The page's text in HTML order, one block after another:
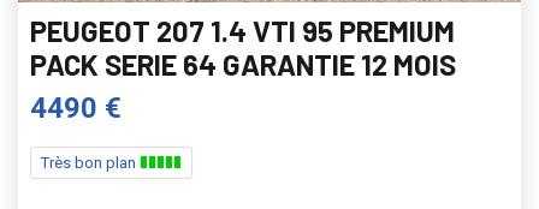
PEUGEOT 207 1.4 VTI 95 PREMIUM
PACK SERIE 64 GARANTIE 12 MOIS
4490 €
Très bon plan